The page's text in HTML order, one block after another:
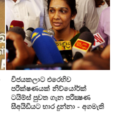
විජයකලාට එරෙහිව
පරීක්‌ෂණයක්‌ නිව්යෝර්ක්‌
ටයිම්ස්‌ පුවත ගැන පරීක්‍ෂණ
සීඅයිඩියට භාර දුන්නා - අගමැති